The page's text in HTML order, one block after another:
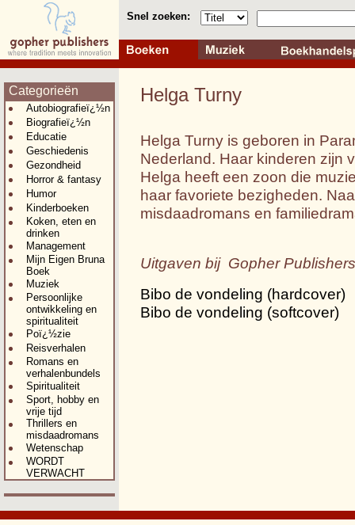
Snel zoeken:
Categorieën
Autobiografieï¿½n
Biografieï¿½n
Educatie
Geschiedenis
Gezondheid
Horror & fantasy
Humor
Kinderboeken
Koken, eten en
drinken
Management
Mijn Eigen Bruna
Boek
Muziek
Persoonlijke
ontwikkeling en
spiritualiteit
Poï¿½zie
Reisverhalen
Romans en
verhalenbundels
Spiritualiteit
Sport, hobby en
vrije tijd
Thrillers en
misdaadromans
Wetenschap
WORDT
VERWACHT
Helga Turny
Helga Turny is geboren in
Nederland. Haar kinderen zijn
Helga heeft een zoon die
haar favoriete bezigheden.
misdaadromans en
Uitgaven bij Gopher
Bibo de vondeling (hardcover)
Bibo de vondeling (softcover)